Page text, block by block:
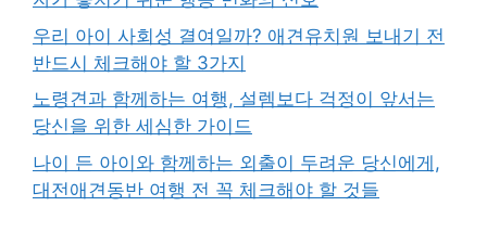
우리 아이 사회성 결여일까? 애견유치원 보내기 전
반드시 체크해야 할 3가지
노령견과 함께하는 여행, 설렘보다 걱정이 앞서는
당신을 위한 세심한 가이드
나이 든 아이와 함께하는 외출이 두려운 당신에게,
대전애견동반 여행 전 꼭 체크해야 할 것들